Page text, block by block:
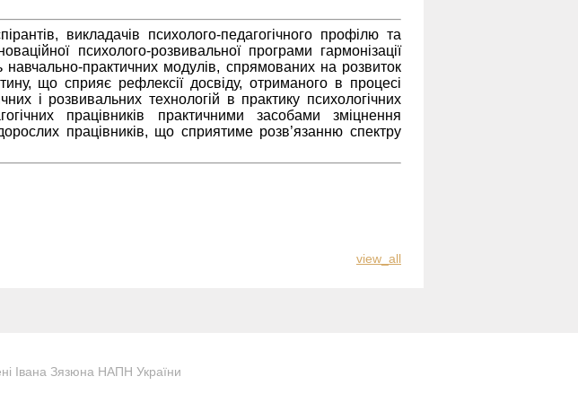
викладачів психолого-педагогічного профілю та
психолого-розвивальної програми гармонізації
навчально-практичних модулів, спрямованих на розвиток
що сприяє рефлексії досвіду, отриманого в процесі
і розвивальних технологій в практику психологічних
працівників практичними засобами зміцнення
працівників, що сприятиме розв’язанню спектру
view_all
Івана Зязюна НАПН України